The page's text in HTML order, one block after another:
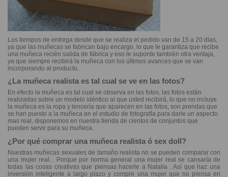
Los tiempos de entrega desde que se realiza el pedido van de 15 a 20 días,
ya que las muñecas se fabrican bajo encargo, lo que le garantiza que recibe
una muñeca recién salida de fábrica y eso le suponte también otra ventaja,
ya que siempre recibirá la muñeca con los últimos avances que se van
incorporando al producto.
¿La muñeca realista es tal cual se ve en las fotos?
En efecto la muñeca es tal cual se observa en las fotos, las fotos están
realizadas sobre un modelo idéntico al que usted recibirá, lo que no incluye
la muñeca es la ropa y lencería que aparecen en las fotos, son prendas que
se han puesto a la muñeca en el estudio de fotografía para darle un aspecto
mas real, disponemos en nuestra tienda de cientos de conjuntos que
pueden servir para su muñeca.
¿Por qué comprar una muñeca realista ó sex doll?
Nuestras muñecas sexuales de tamaño realista no se pueden comparar con
una mujer real... Porque por norma general una mujer real se cansaría de
todas las cosas creativas que piensas hacerle a Natalia . Así que haz una
inversión inteligente a largo plazo y compre una mujer que no piensa en